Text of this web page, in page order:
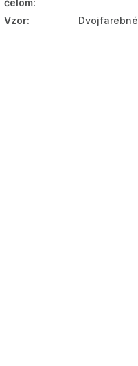
čelom:
Vzor: Dvojfarebné